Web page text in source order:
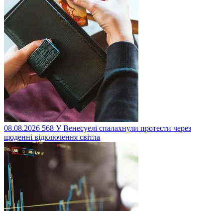
08.08.2026 568 У Венесуелі спалахнули протести через
щоденні відключення світла